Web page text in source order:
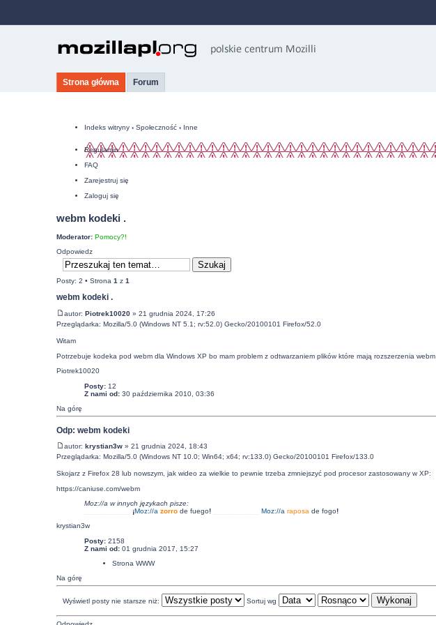
Strona główna Forum
Indeks witryny ‹ Społeczność ‹ Inne
Regulamin
FAQ
Zarejestruj się
Zaloguj się
webm kodeki .
Moderator: Pomocy?!
Odpowiedz
Posty: 2 • Strona 1 z 1
webm kodeki .
autor: Piotrek10020» 21 grudnia 2024, 17:26
Przeglądarka: Mozilla/5.0 (Windows NT 5.1; rv:52.0) Gecko/20100101 Firefox/52.0
Witam
Potrzebuje kodeka pod webm dla Windows XP bo mam problem z odtwarzaniem plików które mają rozszerzenia webm
Piotrek10020
Posty:12
Z nami od:30 października 2010, 03:36
Na górę
Odp: webm kodeki
autor: krystian3w» 21 grudnia 2024, 18:43
Przeglądarka: Mozilla/5.0 (Windows NT 10.0; Win64; x64; rv:133.0) Gecko/20100101 Firefox/133.0
Skojarz z Firefox 28 lub nowszym, jak wideo za wielkie to pewnie trzeba zmniejszyć pod procesor zastosowany w XP:
https://caniuse.com/webm
Moz://a w innych językach pisze:
¡Moz://a zorrode fuego! Moz://a raposade fogo!
krystian3w
Posty:2158
Z nami od:01 grudnia 2017, 15:27
Strona WWW
Na górę
Wyświetl posty nie starsze niż: Sortuj wg